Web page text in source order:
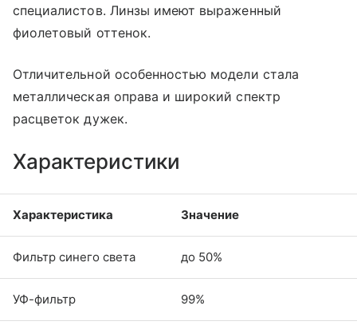
специалистов. Линзы имеют выраженный
фиолетовый оттенок.
Отличительной особенностью модели стала
металлическая оправа и широкий спектр
расцветок дужек.
Характеристики
Характеристика Значение
Фильтр синего света до 50%
УФ-фильтр 99%